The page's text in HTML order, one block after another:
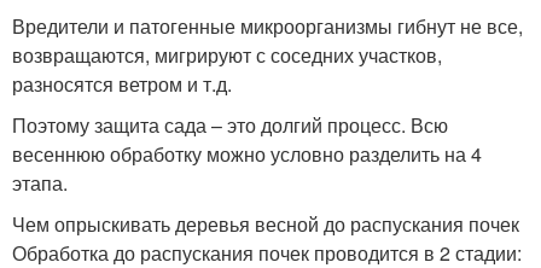
Вредители и патогенные микроорганизмы гибнут не все,
возвращаются, мигрируют с соседних участков,
разносятся ветром и т.д.
Поэтому защита сада – это долгий процесс. Всю
весеннюю обработку можно условно разделить на 4
этапа.
Чем опрыскивать деревья весной до распускания почек
Обработка до распускания почек проводится в 2 стадии: